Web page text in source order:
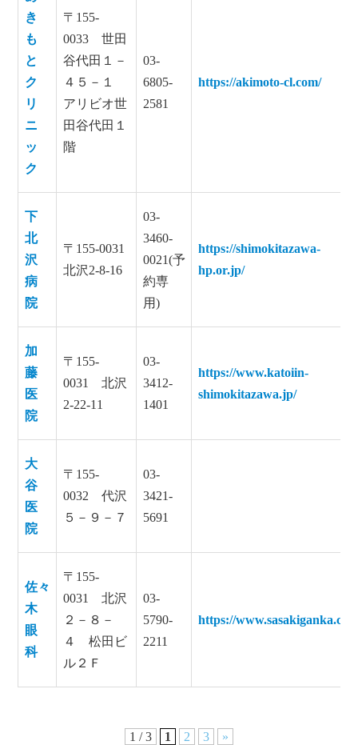
き
も
と
ク
リ
ニ
ッ
ク
〒155-
0033 世田
谷代田１－
４５－１
アリビオ世
田谷代田１
階
03-
6805-
2581
https://akimoto-cl.com/
下
北
沢
病
院
〒155-0031
北沢2-8-16
03-
3460-
0021(予
約専
用)
https://shimokitazawa-
hp.or.jp/
加
藤
医
院
〒155-
0031 北沢
2-22-11
03-
3412-
1401
https://www.katoiin-
shimokitazawa.jp/
大
谷
医
院
〒155-
0032 代沢
５－９－７
03-
3421-
5691
佐々
木
眼
科
〒155-
0031 北沢
２－８－
４ 松田ビ
ル２Ｆ
03-
5790-
2211
https://
1 / 3 1 2 3 »